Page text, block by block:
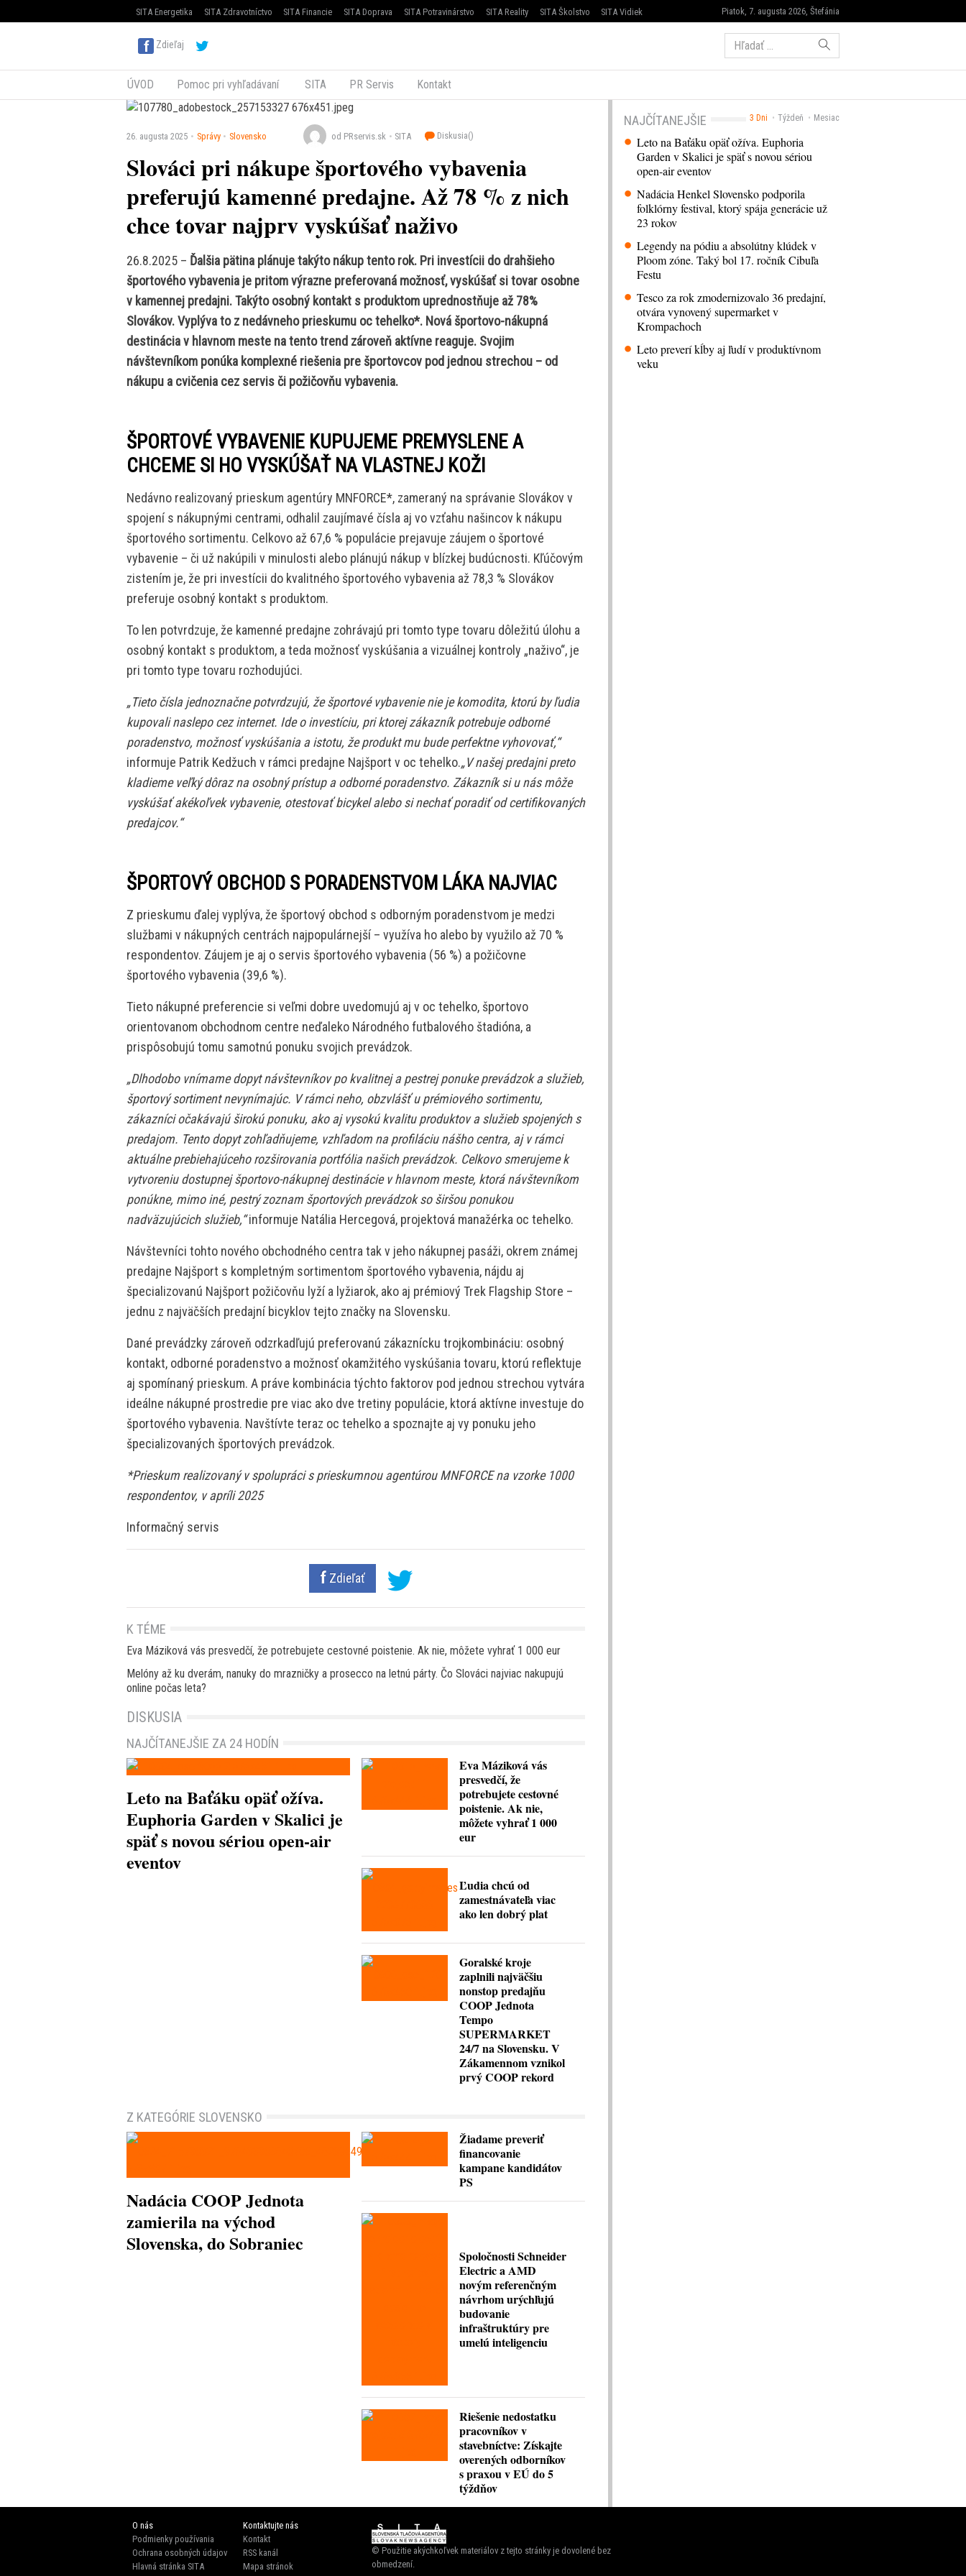
Piatok, 7. augusta 2026, Štefánia
SITA Energetika SITA Zdravotníctvo SITA Financie SITA Doprava SITA Potravinárstvo SITA Reality SITA Školstvo SITA Vidiek
Zdieľaj Hľadať:
ÚVOD Pomoc pri vyhľadávaní SITA PR Servis Kontakt
26. augusta 2025 Správy Slovensko od PRservis.sk SITA Diskusia()
Slováci pri nákupe športového vybavenia
preferujú kamenné predajne. Až 78 % z nich
chce tovar najprv vyskúšať naživo
26.8.2025 – Ďalšia pätina plánuje takýto nákup tento rok. Pri investícii do drahšieho
športového vybavenia je pritom výrazne preferovaná možnosť, vyskúšať si tovar osobne
v kamennej predajni. Takýto osobný kontakt s produktom uprednostňuje až 78%
Slovákov. Vyplýva to z nedávneho prieskumu oc tehelko*. Nová športovo-nákupná
destinácia v hlavnom meste na tento trend zároveň aktívne reaguje. Svojim
návštevníkom ponúka komplexné riešenia pre športovcov pod jednou strechou – od
nákupu a cvičenia cez servis či požičovňu vybavenia.
ŠPORTOVÉ VYBAVENIE KUPUJEME PREMYSLENE A
CHCEME SI HO VYSKÚŠAŤ NA VLASTNEJ KOŽI
Nedávno realizovaný prieskum agentúry MNFORCE*, zameraný na správanie Slovákov v
spojení s nákupnými centrami, odhalil zaujímavé čísla aj vo vzťahu našincov k nákupu
športového sortimentu. Celkovo až 67,6 % populácie prejavuje záujem o športové
vybavenie – či už nakúpili v minulosti alebo plánujú nákup v blízkej budúcnosti. Kľúčovým
zistením je, že pri investícii do kvalitného športového vybavenia až 78,3 % Slovákov
preferuje osobný kontakt s produktom.
To len potvrdzuje, že kamenné predajne zohrávajú pri tomto type tovaru dôležitú úlohu a
osobný kontakt s produktom, a teda možnosť vyskúšania a vizuálnej kontroly „naživo“, je
pri tomto type tovaru rozhodujúci.
„Tieto čísla jednoznačne potvrdzujú, že športové vybavenie nie je komodita, ktorú by ľudia
kupovali naslepo cez internet. Ide o investíciu, pri ktorej zákazník potrebuje odborné
poradenstvo, možnosť vyskúšania a istotu, že produkt mu bude perfektne vyhovovať,“
informuje Patrik Kedžuch v rámci predajne Najšport v oc tehelko.„V našej predajni preto
kladieme veľký dôraz na osobný prístup a odborné poradenstvo. Zákazník si u nás môže
vyskúšať akékoľvek vybavenie, otestovať bicykel alebo si nechať poradiť od certifikovaných
predajcov.“
ŠPORTOVÝ OBCHOD S PORADENSTVOM LÁKA NAJVIAC
Z prieskumu ďalej vyplýva, že športový obchod s odborným poradenstvom je medzi
službami v nákupných centrách najpopulárnejší – využíva ho alebo by využilo až 70 %
respondentov. Záujem je aj o servis športového vybavenia (56 %) a požičovne
športového vybavenia (39,6 %).
Tieto nákupné preferencie si veľmi dobre uvedomujú aj v oc tehelko, športovo
orientovanom obchodnom centre neďaleko Národného futbalového štadióna, a
prispôsobujú tomu samotnú ponuku svojich prevádzok.
„Dlhodobo vnímame dopyt návštevníkov po kvalitnej a pestrej ponuke prevádzok a služieb,
športový sortiment nevynímajúc. V rámci neho, obzvlášť u prémiového sortimentu,
zákazníci očakávajú širokú ponuku, ako aj vysokú kvalitu produktov a služieb spojených s
predajom. Tento dopyt zohľadňujeme, vzhľadom na profiláciu nášho centra, aj v rámci
aktuálne prebiehajúceho rozširovania portfólia našich prevádzok. Celkovo smerujeme k
vytvoreniu dostupnej športovo-nákupnej destinácie v hlavnom meste, ktorá návštevníkom
ponúkne, mimo iné, pestrý zoznam športových prevádzok so širšou ponukou
nadväzujúcich služieb,“informuje Natália Hercegová, projektová manažérka oc tehelko.
Návštevníci tohto nového obchodného centra tak v jeho nákupnej pasáži, okrem známej
predajne Najšport s kompletným sortimentom športového vybavenia, nájdu aj
špecializovanú Najšport požičovňu lyží a lyžiarok, ako aj prémiový Trek Flagship Store –
jednu z najväčších predajní bicyklov tejto značky na Slovensku.
Dané prevádzky zároveň odzrkadľujú preferovanú zákaznícku trojkombináciu: osobný
kontakt, odborné poradenstvo a možnosť okamžitého vyskúšania tovaru, ktorú reflektuje
aj spomínaný prieskum. A práve kombinácia týchto faktorov pod jednou strechou vytvára
ideálne nákupné prostredie pre viac ako dve tretiny populácie, ktorá aktívne investuje do
športového vybavenia. Navštívte teraz oc tehelko a spoznajte aj vy ponuku jeho
špecializovaných športových prevádzok.
*Prieskum realizovaný v spolupráci s prieskumnou agentúrou MNFORCE na vzorke 1000
respondentov, v apríli 2025
Informačný servis
Zdieľať
3 Dni Týždeň Mesiac
NAJČÍTANEJŠIE
Leto na Baťáku opäť ožíva. Euphoria
Garden v Skalici je späť s novou sériou
open-air eventov
Nadácia Henkel Slovensko podporila
folklórny festival, ktorý spája generácie už
23 rokov
Legendy na pódiu a absolútny klúdek v
Ploom zóne. Taký bol 17. ročník Cibuľa
Festu
Tesco za rok zmodernizovalo 36 predajní,
otvára vynovený supermarket v
Krompachoch
Leto preverí kĺby aj ľudí v produktívnom
veku
K TÉME
Eva Máziková vás presvedčí, že potrebujete cestovné poistenie. Ak nie, môžete vyhrať 1 000 eur
Melóny až ku dverám, nanuky do mrazničky a prosecco na letnú párty. Čo Slováci najviac nakupujú
online počas leta?
DISKUSIA
NAJČÍTANEJŠIE ZA 24 HODÍN
Leto na Baťáku opäť ožíva.
Euphoria Garden v Skalici je
späť s novou sériou open-air
eventov
Eva Máziková vás
presvedčí, že
potrebujete cestovné
poistenie. Ak nie,
môžete vyhrať 1 000
eur
Ľudia chcú od
zamestnávateľa viac
ako len dobrý plat
Goralské kroje
zaplnili najväčšiu
nonstop predajňu
COOP Jednota
Tempo
SUPERMARKET
24/7 na Slovensku. V
Zákamennom vznikol
prvý COOP rekord
Z KATEGÓRIE SLOVENSKO
Nadácia COOP Jednota
zamierila na východ
Slovenska, do Sobraniec
Žiadame preveriť
financovanie
kampane kandidátov
PS
Spoločnosti Schneider
Electric a AMD
novým referenčným
návrhom urýchľujú
budovanie
infraštruktúry pre
umelú inteligenciu
Riešenie nedostatku
pracovníkov v
stavebníctve: Získajte
overených odborníkov
s praxou v EÚ do 5
týždňov
O nás
Podmienky používania
Ochrana osobných údajov
Hlavná stránka SITA
Kontaktujte nás
Kontakt
RSS kanál
Mapa stránok
© Použitie akýchkoľvek materiálov z tejto stránky je dovolené bez
obmedzení.